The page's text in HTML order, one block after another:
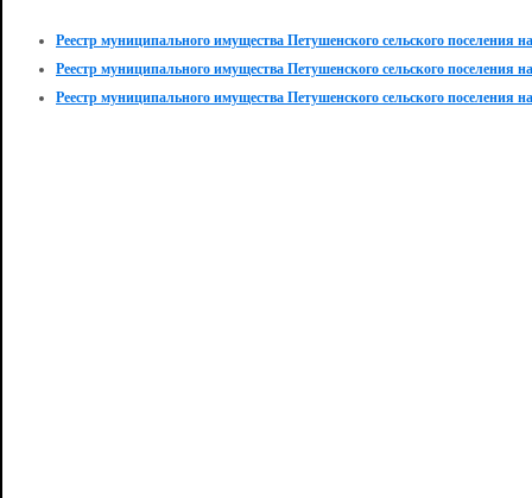
Реестр муниципального имущества Петушенского сельского поселения
Реестр муниципального имущества Петушенского сельского поселения
Реестр муниципального имущества Петушенского сельского поселения